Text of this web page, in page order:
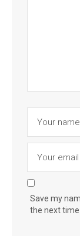
Save my
the next